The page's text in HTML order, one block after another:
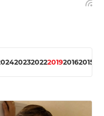
20232022201920162015